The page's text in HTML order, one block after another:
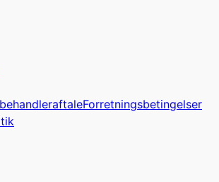
Forretningsbetingelser